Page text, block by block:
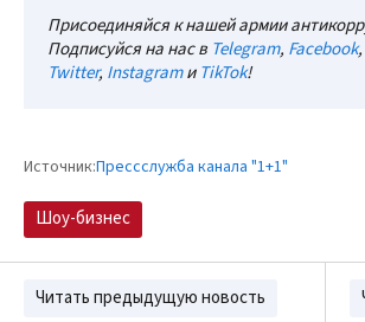
Присоединяйся к нашей армии
Подписуйся на нас в Telegram, Facebook,
Twitter, InstagramиTikTok!
Источник:Прессслужба канала "1+1"
Шоу-бизнес
Читать предыдущую новость